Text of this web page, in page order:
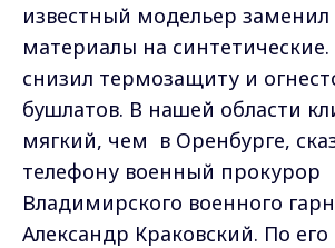
известный модельер
материалы на
снизил термозащиту и
бушлатов. В нашей области
мягкий, чем в Оренбурге,
телефону военный прокурор
Владимирского военного
Александр Краковский. По его